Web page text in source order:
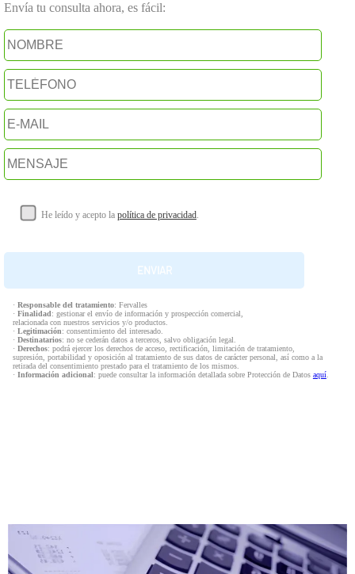
Envía tu consulta ahora, es fácil:
He leído y acepto la política de privacidad.
· Responsable del tratamiento: Fervalles
· Finalidad: gestionar el envío de información y prospección comercial,
relacionada con nuestros servicios y/o productos.
· Legitimación: consentimiento del interesado.
· Destinatarios: no se cederán datos a terceros, salvo obligación legal.
· Derechos: podrá ejercer los derechos de acceso, rectificación, limitación de tratamiento,
supresión, portabilidad y oposición al tratamiento de sus datos de carácter personal, así como a la
retirada del consentimiento prestado para el tratamiento de los mismos.
· Información adicional: puede consultar la información detallada sobre Protección de Datos aquí.